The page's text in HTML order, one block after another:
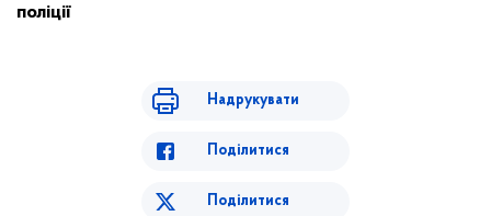
поліції
Надрукувати
Поділитися
Поділитися